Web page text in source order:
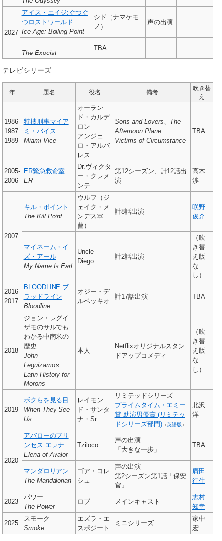
2027
アイス・エイジ:ぐつぐ
つロストワールド
Ice Age: Boiling Point
シド（ナマケモ
ノ）
声の出演
The Exocist
TBA
テレビシリーズ
年 題名 役名 備考
吹き替
え
1986-
1987
1989
特捜刑事マイア
ミ・バイス
Miami Vice
オーラン
ド・カルデ
ロン
アンジェ
ロ・アルバ
レス
Sons and Lovers、The
Afternoon Plane
Victims of Circumstance
TBA
2005-
2006
ER緊急救命室
ER
Dr.ヴィクタ
ー・クレメ
ンテ
第12シーズン、計12話出
演
高木
渉
2007
キル・ポイント
The Kill Point
ウルフ（ジ
ェイク・メ
ンデス軍
曹）
計8話出演
咲野
俊介
マイネーム・イ
ズ・アール
My Name Is Earl
Uncle
Diego
計2話出演
（吹
き替
え版
な
し）
2016-
2017
BLOODLINE ブ
ラッドライン
Bloodline
オジー・デ
ルベッキオ
計17話出演 TBA
2018
ジョン・レグイ
ザモのサルでも
わかる中南米の
歴史
John
Leguizamo's
Latin History for
Morons
本人
Netflixオリジナルスタン
ドアップコメディ
（吹
き替
え版
な
し）
2019
ボクらを見る目
When They See
Us
レイモン
ド・サンタ
ナ・Sr
リミテッドシリーズ
プライムタイム・エミー
賞 助演男優賞 (リミテッ
ドシリーズ部門)（英語版）
北沢
洋
2020
アバローのプリ
ンセス エレナ
Elena of Avalor
Tziloco
声の出演
「大きな一歩」
TBA
マンダロリアン
The Mandalorian
ゴア・コレ
シュ
声の出演
第2シーズン第1話「保安
官」
廣田
行生
2023
パワー
The Power
ロブ メインキャスト
志村
知幸
2025
スモーク
Smoke
エズラ・エ
スポジート
ミニシリーズ
家中
宏